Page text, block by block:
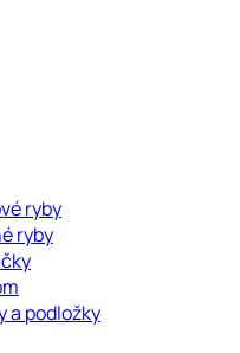
ryby
ryby
a podložky